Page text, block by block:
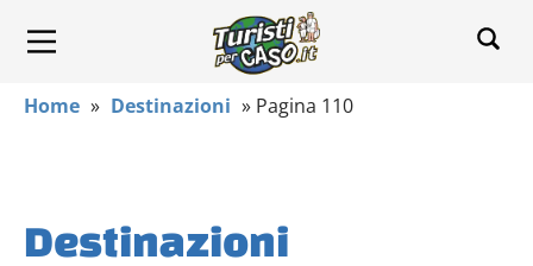
Home » Destinazioni » Pagina 110
Destinazioni